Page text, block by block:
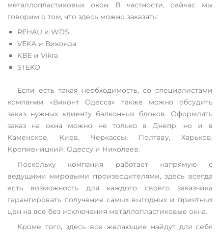
металлопластиковых окон. В частности, сейчас мы
говорим о том, что здесь можно заказать:
REHAU и WDS
VEKA и Виконда
KBE и Vikra
STEKO
Если есть такая необходимость, со специалистами
компании «Виконт Одесса» также можно обсудить
заказ нужных клиенту балконных блоков. Оформлять
заказ на окна можно не только в Днепр, но и в
Каменское, Киев, Черкассы, Полтаву, Харьков,
Кропивницкий, Одессу и Николаев.
Поскольку компания работает напрямую с
ведущими мировыми производителями, здесь всегда
есть возможность для каждого своего заказчика
гарантировать получение самых выгодных и приятных
цен на все без исключения металлопластиковые окна.
Кроме того, здесь все желающие найдут для себя